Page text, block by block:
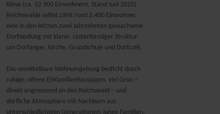
Kleve (ca. 52.900 Einwohnern, Stand Juni 2025).
Reichswalde selbst zählt rund 2.400 Einwohner,
eine in den letzten zwei Jahrzehnten gewachsene
Dorfsiedlung mit klarer, rasterförmiger Struktur
um Dorfanger, Kirche, Grundschule und Dorfcafé.
Die unmittelbare Wohnumgebung besticht durch
ruhige, offene Einfamilienhauslagen, viel Grün –
direkt angrenzend an den Reichswald – und
dörfliche Atmosphäre mit Nachbarn aus
unterschiedlichsten Generationen: junge Familien,